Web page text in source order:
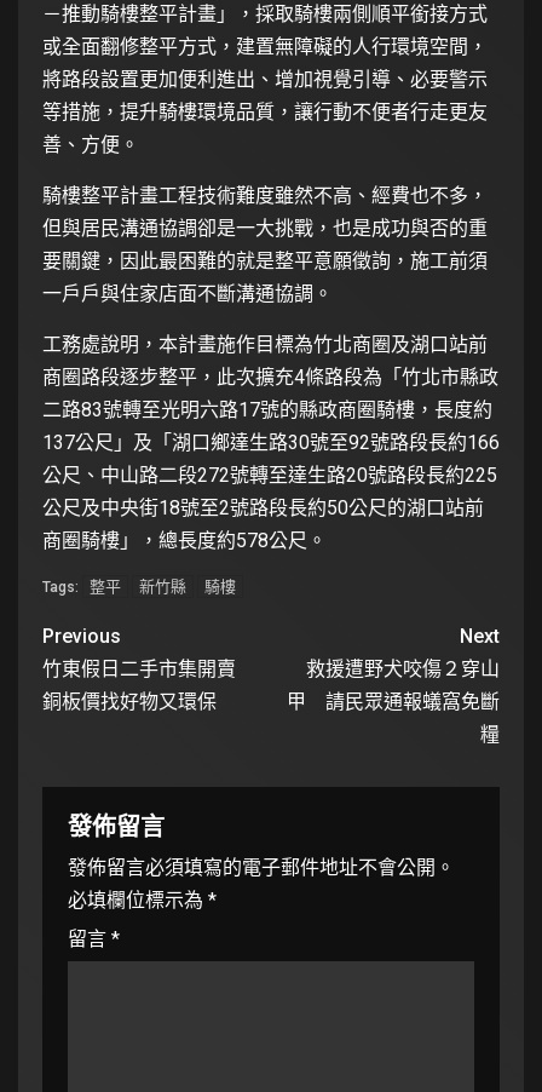
－推動騎樓整平計畫」，採取騎樓兩側順平銜接方式
或全面翻修整平方式，建置無障礙的人行環境空間，
將路段設置更加便利進出、增加視覺引導、必要警示
等措施，提升騎樓環境品質，讓行動不便者行走更友
善、方便。
騎樓整平計畫工程技術難度雖然不高、經費也不多，
但與居民溝通協調卻是一大挑戰，也是成功與否的重
要關鍵，因此最困難的就是整平意願徵詢，施工前須
一戶戶與住家店面不斷溝通協調。
工務處說明，本計畫施作目標為竹北商圈及湖口站前
商圈路段逐步整平，此次擴充4條路段為「竹北市縣政
二路83號轉至光明六路17號的縣政商圈騎樓，長度約
137公尺」及「湖口鄉達生路30號至92號路段長約166
公尺、中山路二段272號轉至達生路20號路段長約225
公尺及中央街18號至2號路段長約50公尺的湖口站前
商圈騎樓」，總長度約578公尺。
Tags: 整平 新竹縣 騎樓
Previous
竹東假日二手市集開賣
銅板價找好物又環保
Next
救援遭野犬咬傷２穿山
甲 請民眾通報蟻窩免斷
糧
發佈留言
發佈留言必須填寫的電子郵件地址不會公開。
必填欄位標示為 *
留言 *